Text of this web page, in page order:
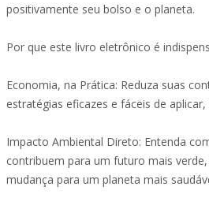
positivamente seu bolso e o planeta.
Por que este livro eletrônico é
Economia, na Prática: Reduza suas
estratégias eficazes e fáceis de
Impacto Ambiental Direto: Entenda
contribuem para um futuro mais
mudança para um planeta mais